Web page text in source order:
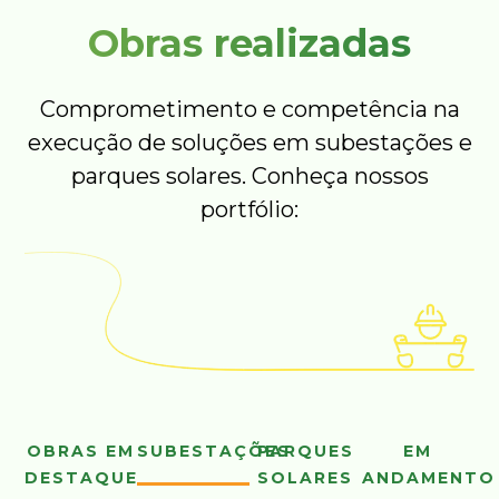
Obras realizadas
Comprometimento e competência na
execução de soluções em subestações e
parques solares. Conheça nossos
portfólio:
OBRAS EM
DESTAQUE
SUBESTAÇÕESPARQUES
SOLARES
EM
ANDAMENTO